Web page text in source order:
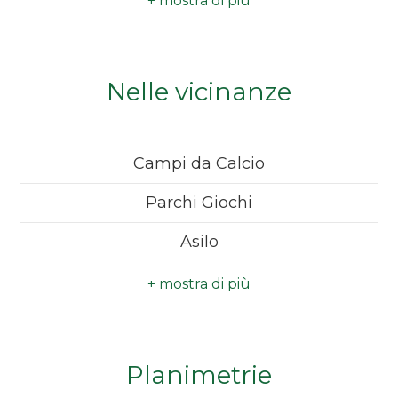
Ubicazione : Montagna
Nelle vicinanze
Campi da Calcio
Parchi Giochi
Asilo
Bar
Planimetrie
2